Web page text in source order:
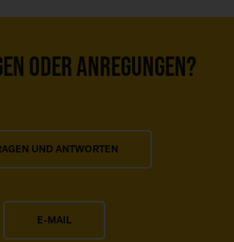
ODER ANREGUNGEN?
UND ANTWORTEN
E-MAIL